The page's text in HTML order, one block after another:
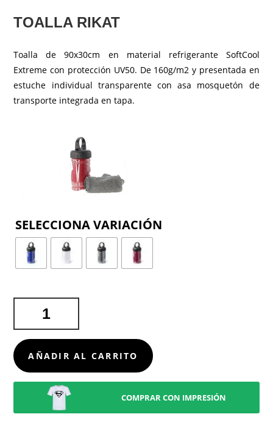
TOALLA RIKAT
Toalla de 90x30cm en material refrigerante SoftCool
Extreme con protección UV50. De 160g/m2 y presentada en
estuche individual transparente con asa mosquetón de
transporte integrada en tapa.
CANTIDAD
AÑADIR AL CARRITO
COMPRAR CON IMPRESIÓN